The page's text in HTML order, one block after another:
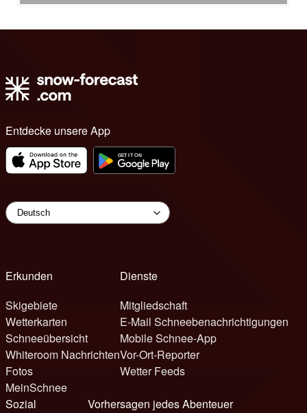
Entdecke unsere App
Erkunden
Skigebiete
Wetterkarten
Schneeübersicht
Whiteroom Nachrichten
Fotos
MeinSchnee
Dienste
Mitgliedschaft
E-Mail Schneebenachrichtigungen
Mobile Schnee-App
Vor-Ort-Reporter
Wetter Feeds
Sozial
Vorhersagen jedes Abenteuer